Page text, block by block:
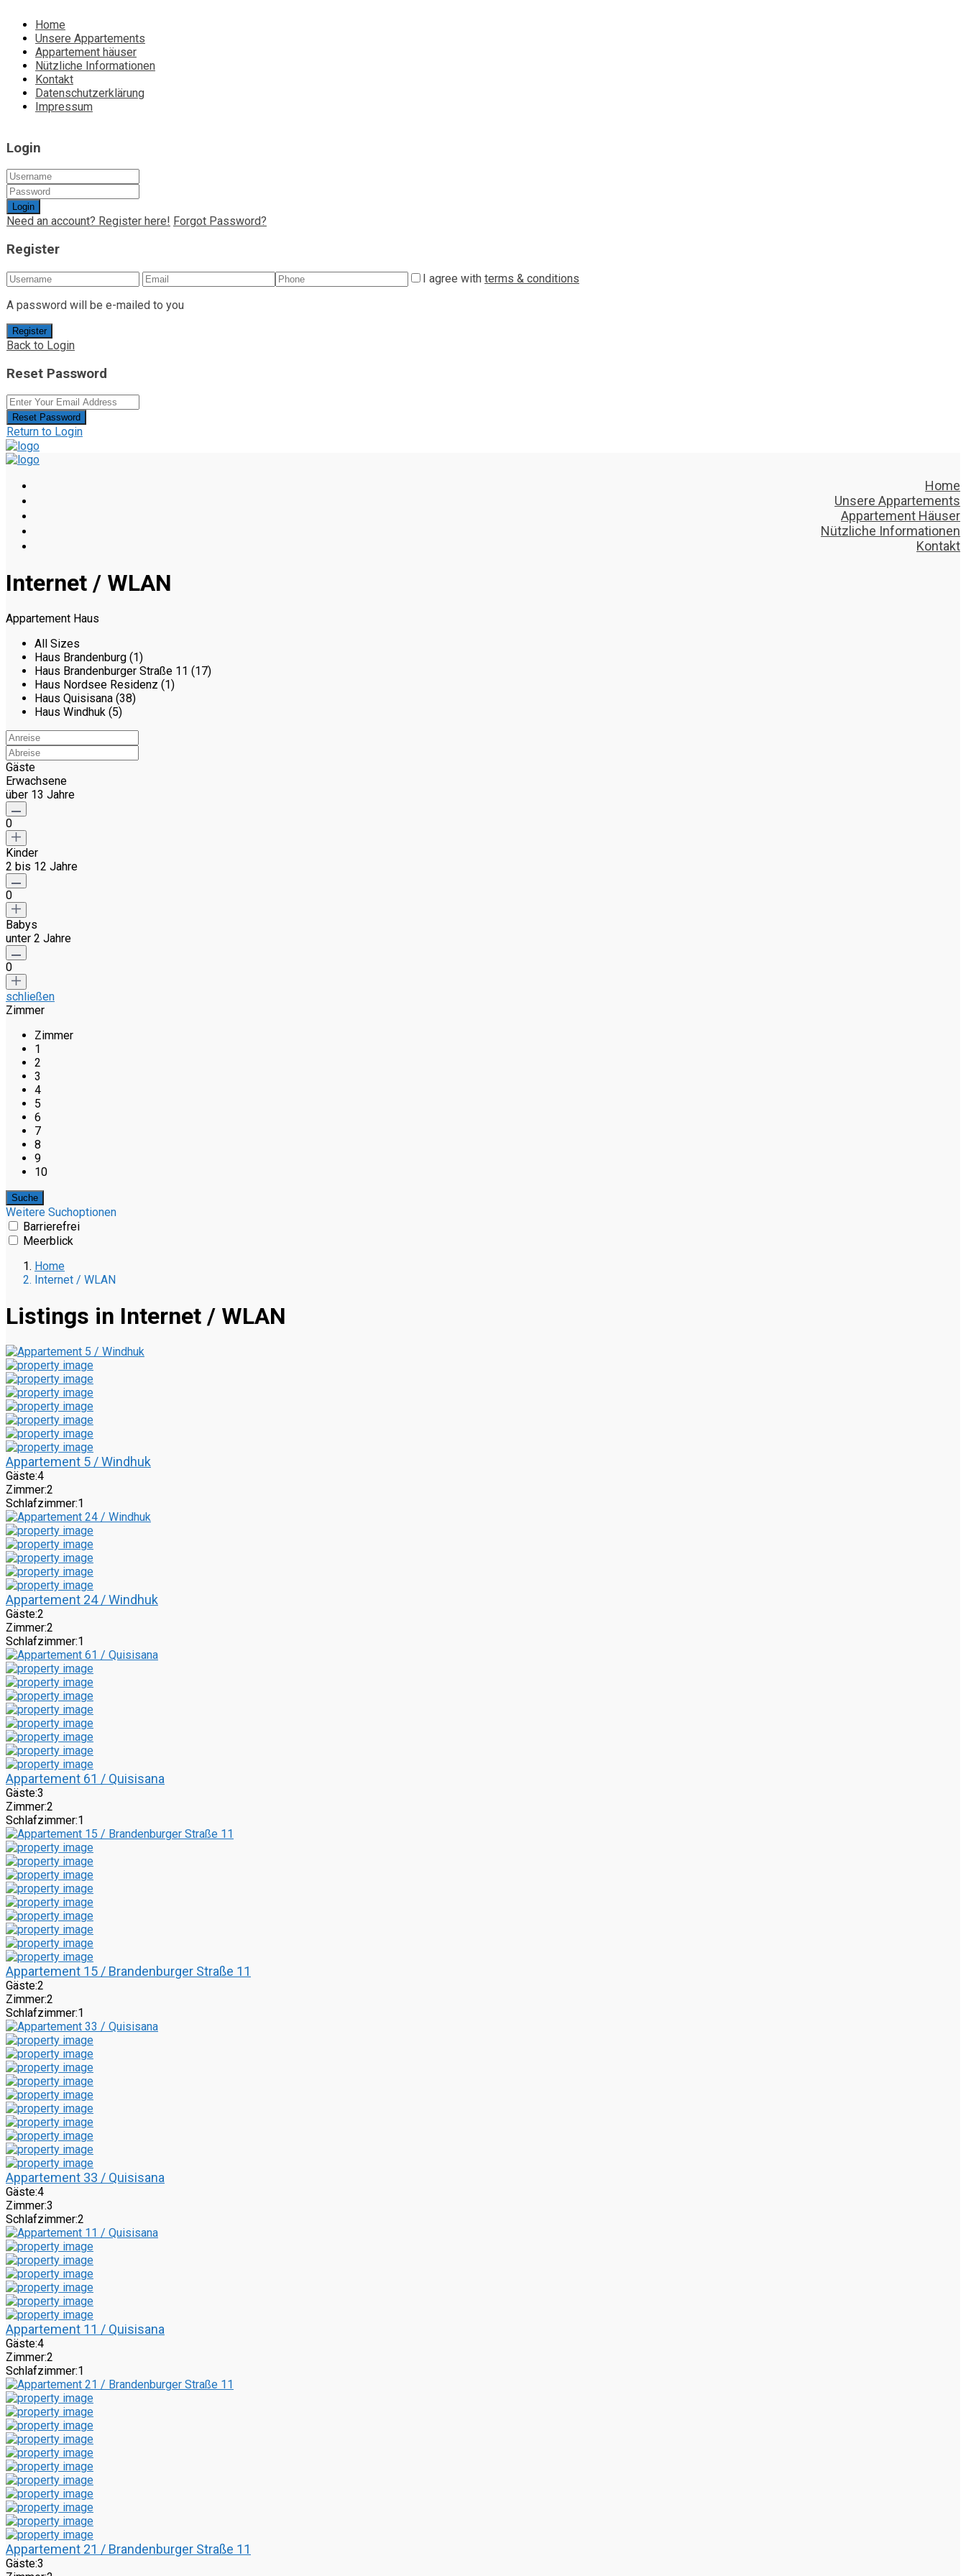
Home
Unsere Appartements
Appartement häuser
Nützliche Informationen
Kontakt
Datenschutzerklärung
Impressum
Login
Login
Need an account? Register here! Forgot Password?
Register
I agree with terms & conditions
A password will be e-mailed to you
Register
Back to Login
Reset Password
Reset Password
Return to Login
Home
Unsere Appartements
Appartement Häuser
Nützliche Informationen
Kontakt
Internet / WLAN
Appartement Haus
All Sizes
Haus Brandenburg (1)
Haus Brandenburger Straße 11 (17)
Haus Nordsee Residenz (1)
Haus Quisisana (38)
Haus Windhuk (5)
Gäste
Erwachsene
über 13 Jahre
0
Kinder
2 bis 12 Jahre
0
Babys
unter 2 Jahre
0
schließen
Zimmer
Zimmer
1
2
3
4
5
6
7
8
9
10
Weitere Suchoptionen
Barrierefrei
Meerblick
Home
Internet / WLAN
Listings in Internet / WLAN
Appartement 5 / Windhuk
Gäste:4
Zimmer:2
Schlafzimmer:1
Appartement 24 / Windhuk
Gäste:2
Zimmer:2
Schlafzimmer:1
Appartement 61 / Quisisana
Gäste:3
Zimmer:2
Schlafzimmer:1
Appartement 15 / Brandenburger Straße 11
Gäste:2
Zimmer:2
Schlafzimmer:1
Appartement 33 / Quisisana
Gäste:4
Zimmer:3
Schlafzimmer:2
Appartement 11 / Quisisana
Gäste:4
Zimmer:2
Schlafzimmer:1
Appartement 21 / Brandenburger Straße 11
Gäste:3